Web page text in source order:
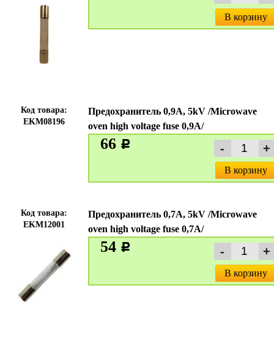
В корзину
Код товара:
EKM08196
Предохранитель 0,9A, 5kV /Microwave
oven high voltage fuse 0,9A/
66 c
В корзину
Код товара:
EKM12001
Предохранитель 0,7А, 5kV /Microwave
oven high voltage fuse 0,7A/
54 c
В корзину